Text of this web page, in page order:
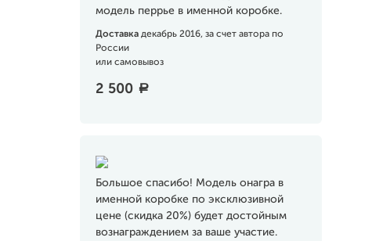
модель перрье в именной коробке.
Доставка декабрь 2016, за счет автора по
России
или самовывоз
2 500 a
Большое спасибо! Модель онагра в
именной коробке по эксклюзивной
цене (скидка 20%) будет достойным
вознаграждением за ваше участие.